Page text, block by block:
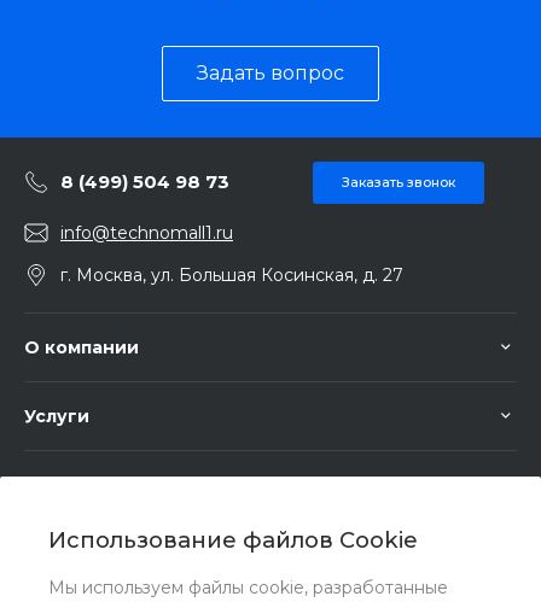
Использование файлов Cookie
Мы используем файлы cookie, разработанные
Задать вопрос
8 (499) 504 98 73 Заказать звонок
info@technomall1.ru
г. Москва, ул. Большая Косинская, д. 27
О компании
Услуги